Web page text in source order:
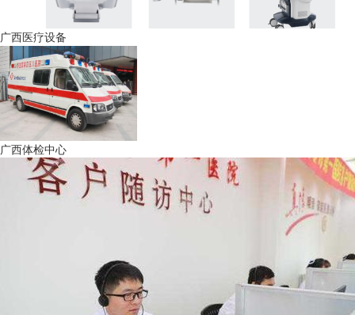
广西医疗设备
广西体检中心